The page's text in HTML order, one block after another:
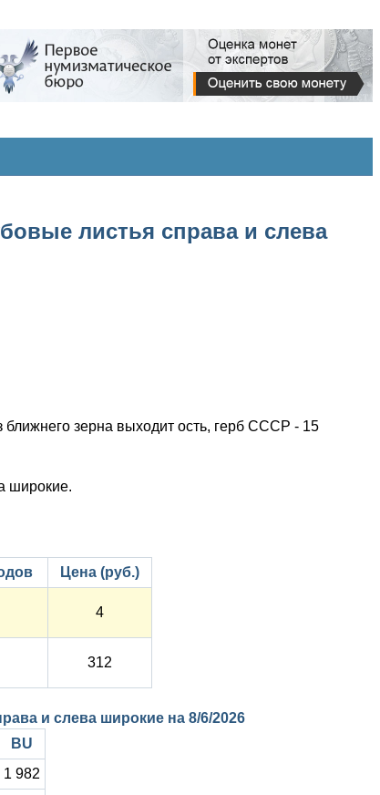
листья справа и слева
ближнего зерна выходит ость, герб СССР - 15
широкие.
Цена (руб.)
4
312
и слева широкие на 8/6/2026
BU
1 982